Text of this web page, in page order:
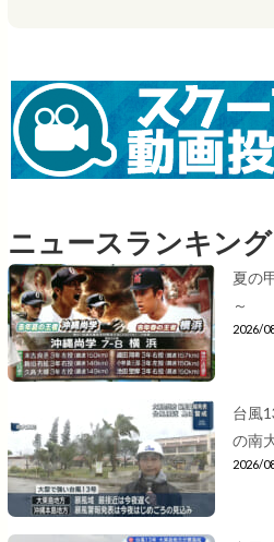
ニュースランキング
夏の
～
2026/
台風
の南
2026/